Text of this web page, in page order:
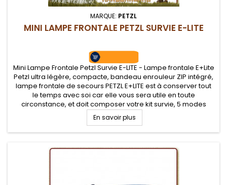
MARQUE: PETZL
MINI LAMPE FRONTALE PETZL SURVIE E-LITE
Mini Lampe Frontale Petzl Survie E-LITE - Lampe frontale E+Lite
Petzl ultra légère, compacte, bandeau enrouleur ZIP intégré,
lampe frontale de secours PETZL E+LITE est à conserver tout
le temps avec soi car elle vous sera utile en toute
circonstance, et doit composer votre kit survie, 5 modes
d'éclairage
En savoir plus